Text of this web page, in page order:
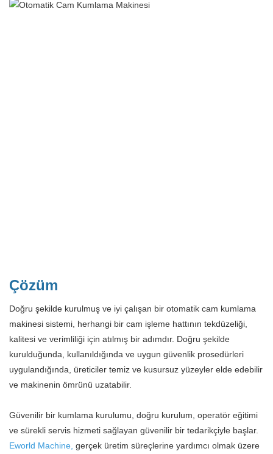
Çözüm
Doğru şekilde kurulmuş ve iyi çalışan bir otomatik cam kumlama
makinesi sistemi, herhangi bir cam işleme hattının tekdüzeliği,
kalitesi ve verimliliği için atılmış bir adımdır. Doğru şekilde
kurulduğunda, kullanıldığında ve uygun güvenlik prosedürleri
uygulandığında, üreticiler temiz ve kusursuz yüzeyler elde edebilir
ve makinenin ömrünü uzatabilir.
Güvenilir bir kumlama kurulumu, doğru kurulum, operatör eğitimi
ve sürekli servis hizmeti sağlayan güvenilir bir tedarikçiyle başlar.
Eworld Machine, gerçek üretim süreçlerine yardımcı olmak üzere